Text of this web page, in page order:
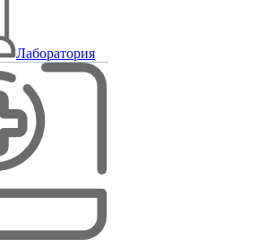
Лаборатория